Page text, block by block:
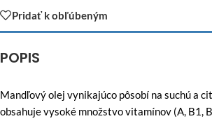
Pridať k obľúbeným
POPIS
Mandľový olej vynikajúco pôsobí na suchú a
obsahuje vysoké množstvo vitamínov (A, B1,